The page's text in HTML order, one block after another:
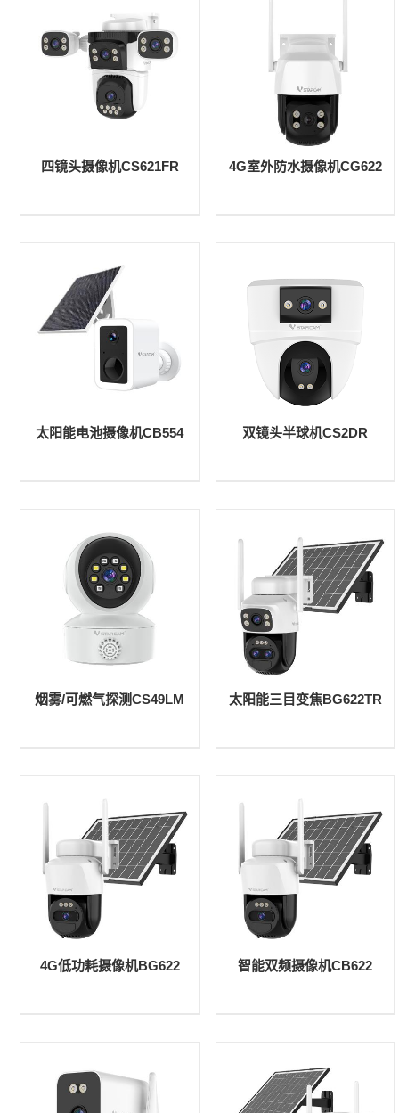
四镜头摄像机CS621FR 4G室外防水摄像机CG622
太阳能电池摄像机CB554 双镜头半球机CS2DR
烟雾/可燃气探测CS49LM 太阳能三目变焦BG622TR
4G低功耗摄像机BG622 智能双频摄像机CB622